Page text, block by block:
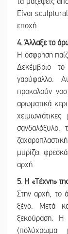
Είναι
εποχή.
4. Άλλαξε το
Η όσφρηση
Δεκέμβριο
γαρύφαλλο.
προκαλούν
αρωματικά
μυρίζει
αρχή.
5. Η «Τέχνη»
Στην αρχή, το
ξένο. Μετά
ξεκούραση. Η
(πολύχρωμα